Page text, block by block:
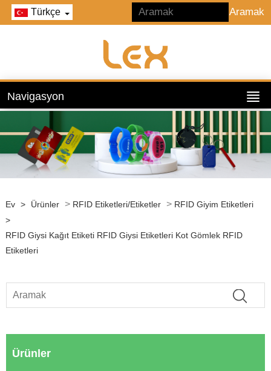
Türkçe
Navigasyon
Ev > Ürünler > RFID Etiketleri/Etiketler > RFID Giyim Etiketleri
>
RFID Giysi Kağıt Etiketi RFID Giysi Etiketleri Kot Gömlek RFID
Etiketleri
Ürünler